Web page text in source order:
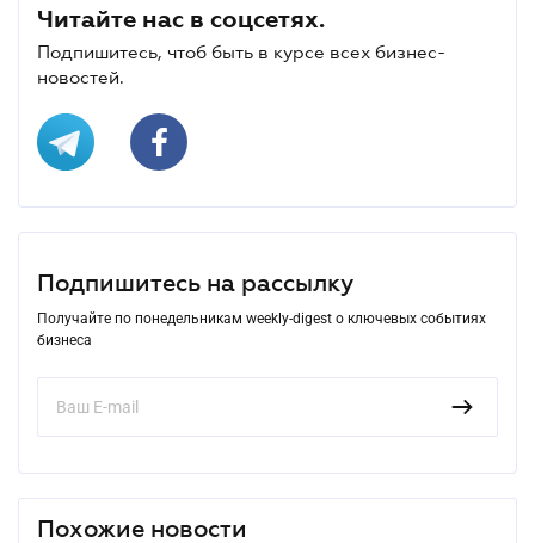
Читайте нас в соцсетях.
Подпишитесь, чтоб быть в курсе всех бизнес-
новостей.
Подпишитесь на рассылку
Получайте по понедельникам weekly-digest о ключевых событиях
бизнеса
Похожие новости